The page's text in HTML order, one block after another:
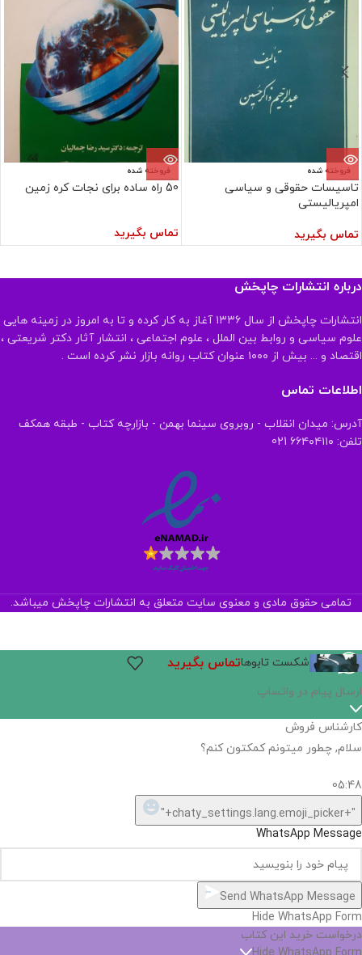
فروخته شده
تاسیسات حقوقی و سیاسی
امپریالیستی
تماس بگیرید
فروخته شده
50 راه ساده برای نجات کره زمین
تماس بگیرید
درباره انتشارات چاپخش
انتشارات چاپخش از سال ۱۳۳۶ آغاز به کار کرده و تا به امروز در زمینه هایی
علوم سیاسی و روابط بین الملل ، علوم اجتماعی ، انتشار آثار دکتر شریعتی ،
اقتصاد و ... بیش از ۱۰۰۰ عنوان کتاب روانه بازار نشر کرده است .
اطلاعات تماس
آدرس: میدان انقلاب - روبروی سینما بهمن - بازارچه کتاب - طبقه همکف
تلفن: ۶۶۴۰۴۱۱۰ 021
تمامی حقوق مادی و معنوی سایت متعلق به انتشارات چاپخش میباشد.
شکست تابوهاتماس بگیرید
اگر
نیست,
شاید
بتونیم
تهیه
Hide
chaty
ارسال پیام در واتساپ